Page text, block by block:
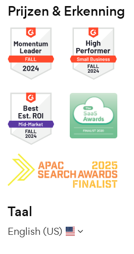
Prijzen & Erkenning
Taal
English (US)